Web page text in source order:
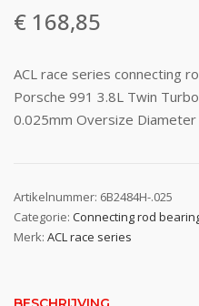
€ 168,85
ACL race series connecting
Porsche 991 3.8L Twin
0.025mm Oversize Diameter
Artikelnummer: 6B2484H-.025
Categorie: Connecting rod
Merk: ACL race series